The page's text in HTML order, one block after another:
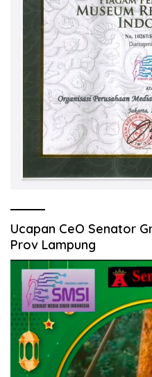
Ucapan CeO Senator
Prov Lampung